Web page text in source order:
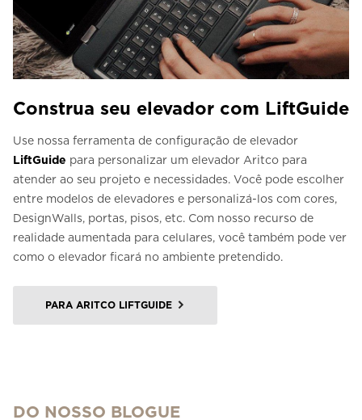
Construa seu elevador com LiftGuide
Use nossa ferramenta de configuração de elevador
LiftGuide para personalizar um elevador Aritco para
atender ao seu projeto e necessidades. Você pode escolher
entre modelos de elevadores e personalizá-los com cores,
DesignWalls, portas, pisos, etc. Com nosso recurso de
realidade aumentada para celulares, você também pode ver
como o elevador ficará no ambiente pretendido.
PARA ARITCO LIFTGUIDE
DO NOSSO BLOGUE